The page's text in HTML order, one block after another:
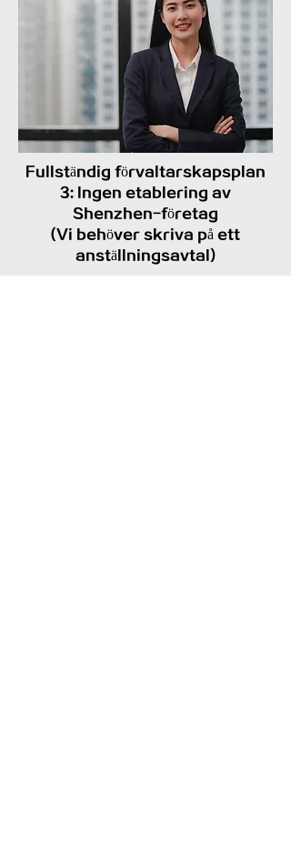
Fullständig förvaltarskapsplan
3: Ingen etablering av
Shenzhen-företag
(Vi behöver skriva på ett
anställningsavtal)